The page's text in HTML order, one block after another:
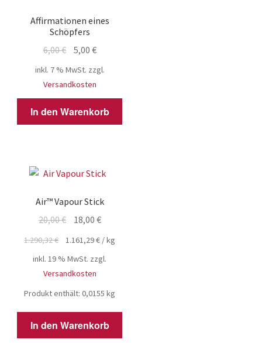
Affirmationen eines
Schöpfers
6,00€ Ursprünglicher
5,00 €Aktueller
ist:
inkl. 7 % MwSt. zzgl.
Versandkosten
In den Warenkorb
Air™ Vapour Stick
20,00€ Ursprünglicher
20,00 €
18,00 €Aktueller
ist:
18,00 €.
1.290,32€ 1.161,29€ /kg
inkl. 19 % MwSt. zzgl.
Versandkosten
Produkt enthält: 0,0155kg
In den Warenkorb